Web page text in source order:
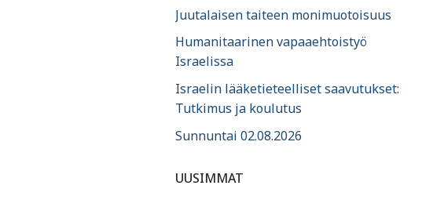
Juutalaisen taiteen monimuotoisuus
Humanitaarinen vapaaehtoistyö
Israelissa
Israelin lääketieteelliset saavutukset:
Tutkimus ja koulutus
Sunnuntai 02.08.2026
UUSIMMAT